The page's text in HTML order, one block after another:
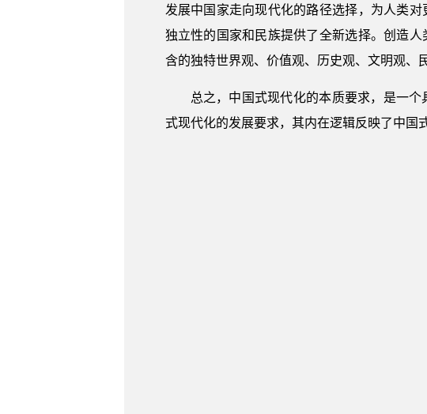
发展中国家走向现代化的路径选择，为人类
独立性的国家和民族提供了全新选择。创造
含的独特世界观、价值观、历史观、文明观、
总之，中国式现代化的本质要求，是一
式现代化的发展要求，其内在逻辑反映了中国